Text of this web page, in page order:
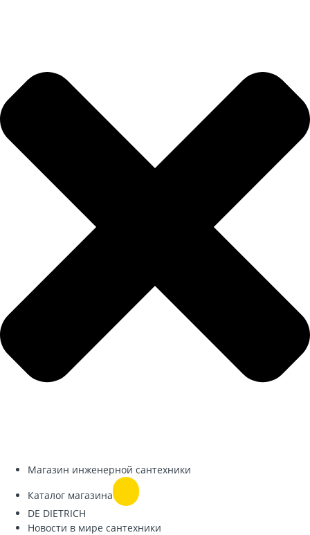
Магазин инженерной сантехники
Каталог магазина
DE DIETRICH
Новости в мире сантехники